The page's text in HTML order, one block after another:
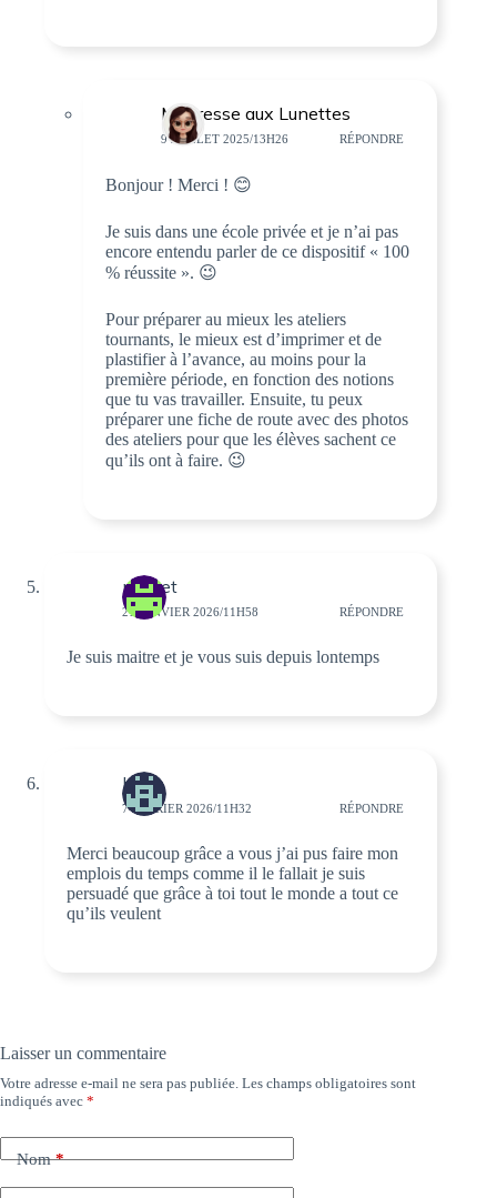
Maîtresse aux Lunettes
9 JUILLET 2025/13H26 RÉPONDRE
Bonjour ! Merci ! 😊
Je suis dans une école privée et je n’ai pas
encore entendu parler de ce dispositif « 100
% réussite ». 😉
Pour préparer au mieux les ateliers
tournants, le mieux est d’imprimer et de
plastifier à l’avance, au moins pour la
première période, en fonction des notions
que tu vas travailler. Ensuite, tu peux
préparer une fiche de route avec des photos
des ateliers pour que les élèves sachent ce
qu’ils ont à faire. 😉
pontet
21 JANVIER 2026/11H58 RÉPONDRE
Je suis maitre et je vous suis depuis lontemps
KiKi
7 FÉVRIER 2026/11H32 RÉPONDRE
Merci beaucoup grâce a vous j’ai pus faire mon
emplois du temps comme il le fallait je suis
persuadé que grâce à toi tout le monde a tout ce
qu’ils veulent
Laisser un commentaire
Votre adresse e-mail ne sera pas publiée. Les champs obligatoires sont
indiqués avec *
Nom*